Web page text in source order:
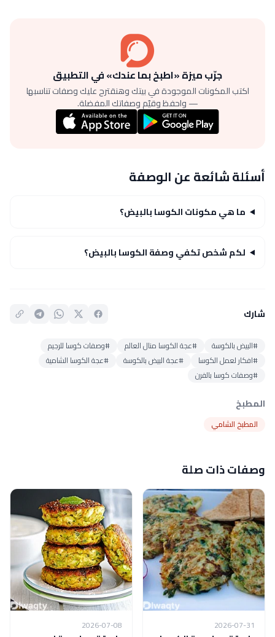
جرّب ميزة «اطبخ بما عندك» في التطبيق
اكتب المكونات الموجودة في بيتك وهنقترح عليك وصفات تناسبها
— واحفظ وقيّم وصفاتك المفضلة.
أسئلة شائعة عن الوصفة
ما هي مكونات الكوسا بالبيض؟
لكم شخص تكفي وصفة الكوسا بالبيض؟
شارك
#البيض بالكوسة #عجة الكوسا منال العالم
#وصفات كوسا للرجيم
#افكار لعمل الكوسا
#عجة البيض بالكوسة
#عجة الكوسا الشامية
#وصفات كوسا بالفرن
المطبخ
المطبخ الشامي
وصفات ذات صلة
2026-07-31
2026-07-08